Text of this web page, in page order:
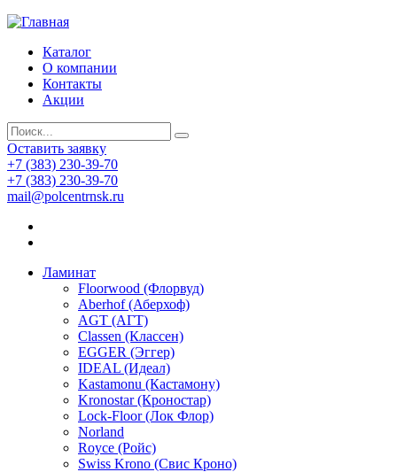
Каталог
О компании
Контакты
Акции
Оставить заявку
+7 (383) 230-39-70
+7 (383) 230-39-70
mail@polcentrnsk.ru
Ламинат
Floorwood (Флорвуд)
Aberhof (Аберхоф)
AGT (АГТ)
Classen (Классен)
EGGER (Эггер)
IDEAL (Идеал)
Kastamonu (Кастамону)
Kronostar (Кроностар)
Lock-Floor (Лок Флор)
Norland
Royce (Ройс)
Swiss Krono (Свис Кроно)